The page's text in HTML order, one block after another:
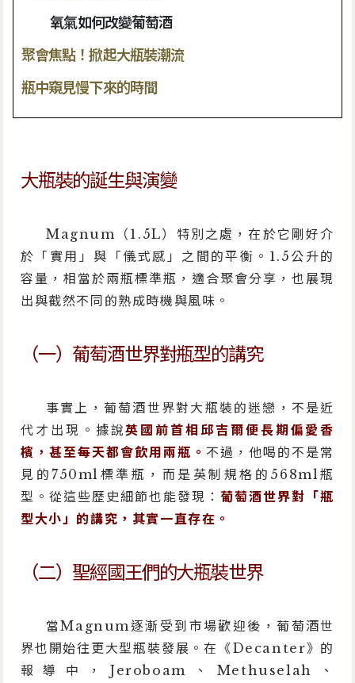
氧氣如何改變葡萄酒
聚會焦點！掀起大瓶裝潮流
瓶中窺見慢下來的時間
大瓶裝的誕生與演變
Magnum（1.5L）特別之處，在於它剛好介
於「實用」與「儀式感」之間的平衡。1.5公升的
容量，相當於兩瓶標準瓶，適合聚會分享，也展現
出與截然不同的熟成時機與風味。
（一）葡萄酒世界對瓶型的講究
事實上，葡萄酒世界對大瓶裝的迷戀，不是近
代才出現。據說英國前首相邱吉爾便長期偏愛香
檳，甚至每天都會飲用兩瓶。 不過，他喝的不是常
見的750ml標準瓶，而是英制規格的568ml瓶
型。從這些歷史細節也能發現：葡萄酒世界對「瓶
型大小」的講究，其實一直存在。
（二）聖經國王們的大瓶裝世界
當Magnum逐漸受到市場歡迎後，葡萄酒世
界也開始往更大型瓶裝發展。在《Decanter》的
報導中，Jeroboam、Methuselah、